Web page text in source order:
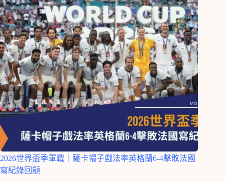
2026世界盃季軍戰｜薩卡帽子戲法率英格蘭6-4擊敗法國
寫紀錄回顧